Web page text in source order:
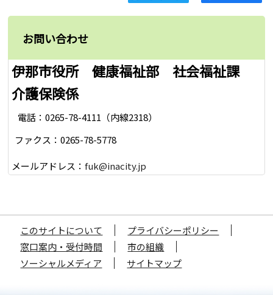
お問い合わせ
伊那市役所 健康福祉部 社会福祉課
介護保険係
電話：0265-78-4111（内線2318）
ファクス：0265-78-5778
メールアドレス：fuk@inacity.jp
このサイトについて
プライバシーポリシー
窓口案内・受付時間
市の組織
ソーシャルメディア
サイトマップ